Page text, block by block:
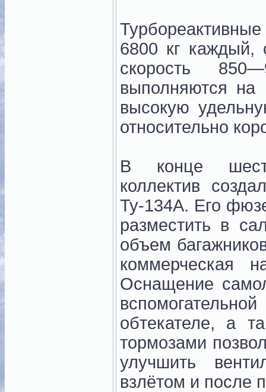
6800 кг каждый,
скорость
выполняются
высокую
относительно
В конце
коллектив
Ту-134А. Его
разместить в
объем
коммерческая
Оснащение
обтекателе, а
тормозами
улучшить
взлётом и после